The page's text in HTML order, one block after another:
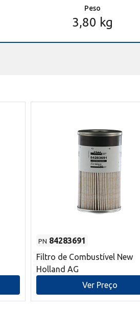
Peso
3,80 kg
PN 84283691
Filtro de Combustível New
Holland AG
Ver Preço